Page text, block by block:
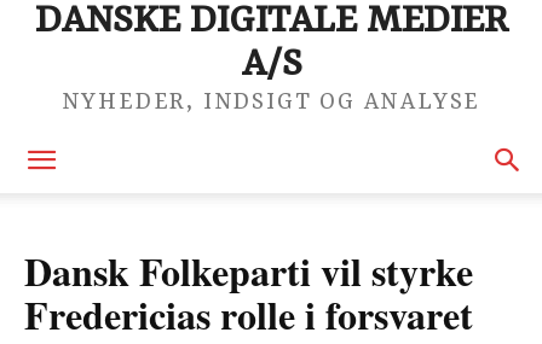
DANSKE DIGITALE MEDIER
A/S
NYHEDER, INDSIGT OG ANALYSE
Dansk Folkeparti vil styrke
Fredericias rolle i forsvaret